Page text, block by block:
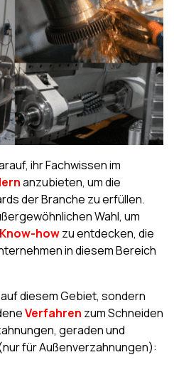
ihr Fachwissen im
anzubieten, um die
der Branche zu erfüllen.
Wahl, um
howzu entdecken, die
in diesem Bereich
diesem Gebiet, sondern
Verfahren zum Schneiden
geraden und
für Außenverzahnungen):